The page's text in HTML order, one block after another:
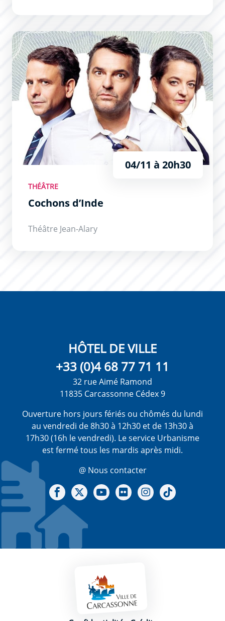
Cochons d’Inde
04/11 à 20h30
THÉÂTRE
Cochons d’Inde
Théâtre Jean-Alary
HÔTEL DE VILLE
+33 (0)4 68 77 71 11
32 rue Aimé Ramond
11835 Carcassonne Cédex 9
Ouverture hors jours fériés ou chômés du lundi
au vendredi de 8h30 à 12h30 et de 13h30 à
17h30 (16h le vendredi). Le service Urbanisme
est fermé tous les mardis après midi.
@ Nous contacter
Notre Facebook
Notre X - (twitter)
Notre chaine Youtube
Notre Gallerie sur Flickr
Notre Instagram
Mentions légales